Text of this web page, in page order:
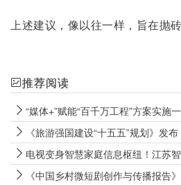
上述建议，像以往一样，旨在抛
推荐阅读
“媒体+”赋能“百千万工程”方案实施一周
《旅游强国建设“十五五”规划》发布
电视变身智慧家庭信息枢纽！江苏智慧
《中国乡村微短剧创作与传播报告